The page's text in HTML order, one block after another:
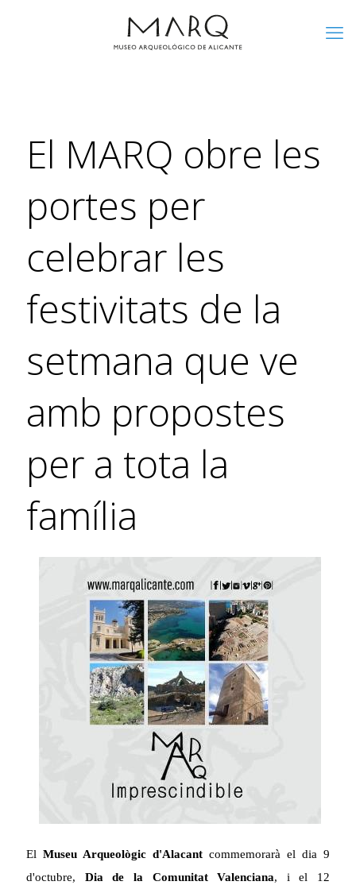
El MARQ obre les
portes per
celebrar les
festivitats de la
setmana que ve
amb propostes
per a tota la
família
El Museu Arqueològic d'Alacant commemorarà el dia 9
d'octubre, Dia de la Comunitat Valenciana, i el 12